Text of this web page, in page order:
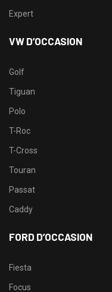
Expert
VW D’OCCASION
Golf
Tiguan
Polo
T-Roc
T-Cross
Touran
Passat
Caddy
FORD D’OCCASION
Fiesta
Focus